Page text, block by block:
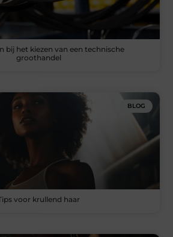
bij het kiezen van een technische
groothandel
BLOG
voor krullend haar